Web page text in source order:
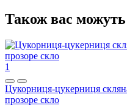
Також вас можуть
1
Цукорниця-цукерниця
прозоре скло